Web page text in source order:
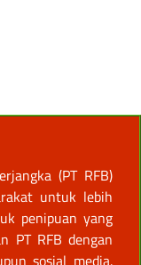
(PT RFB)
untuk lebih
penipuan yang
PT RFB dengan
sosial media.